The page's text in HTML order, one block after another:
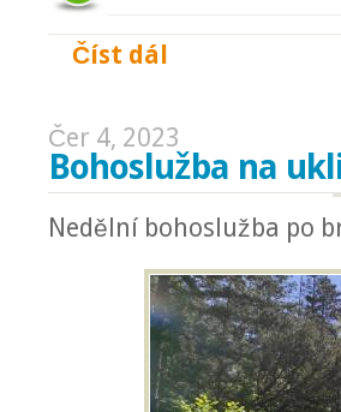
Číst dál
Čer 4, 2023
Bohoslužba na
Nedělní bohoslužba po